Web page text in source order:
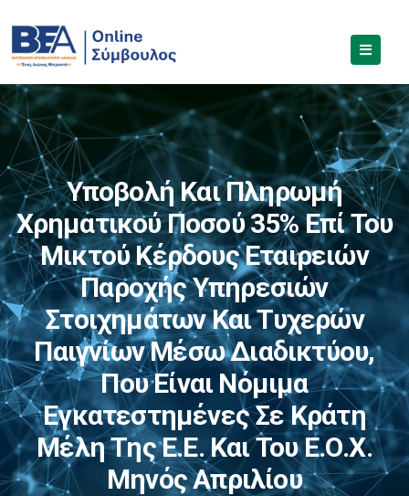
Υποβολή Και Πληρωμή
Χρηματικού Ποσού 35% Επί Του
Μικτού Κέρδους Εταιρειών
Παροχής Υπηρεσιών
Στοιχημάτων Και Τυχερών
Παιγνίων Μέσω Διαδικτύου,
Που Είναι Νόμιμα
Εγκατεστημένες Σε Κράτη
Μέλη Της Ε.Ε. Και Του Ε.Ο.Χ.
Μηνός Απριλίου